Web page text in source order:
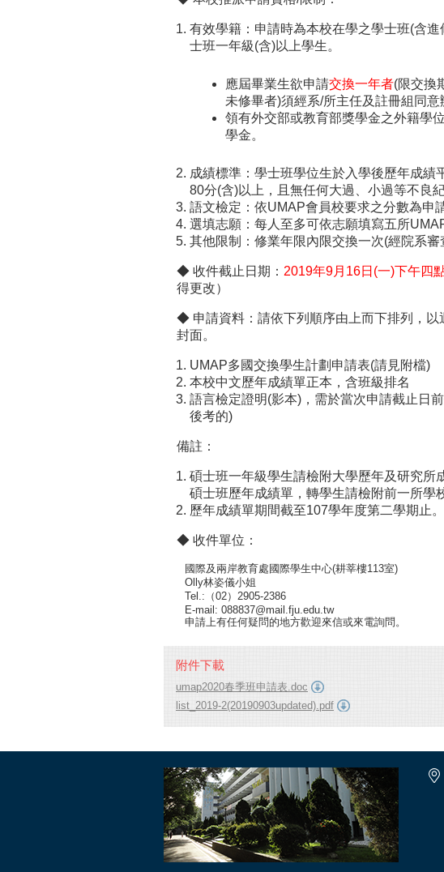
有效學籍：申請時為本校在學之學士班(含
士班一年級(含)以上學生。
應屆畢業生欲申請交換一年者(限交換
未修畢者)須經系/所主任及註冊組同意
領有外交部或教育部獎學金之外籍學
學金。
成績標準：學士班學位生於入學後歷年成績
80分(含)以上，且無任何大過、小過等不良紀
語文檢定：依UMAP會員校要求之分數為申
選填志願：每人至多可依志願填寫五所
其他限制：修業年限內限交換一次(經院系審
◆ 收件截止日期： 2019年9月16日(一)下午四
得更改）
◆ 申請資料：請依下列順序由上而下排列，以
封面。
UMAP多國交換學生計劃申請表(請見附檔)
本校中文歷年成績單正本，含班級排名
語言檢定證明(影本)，需於當次申請截止日
後考的)
備註：
碩士班一年級學生請檢附大學歷年及研究所
碩士班歷年成績單，轉學生請檢附前一所學
歷年成績單期間截至107學年度第二學期止。
​◆ 收件單位：
國際及兩岸教育處國際學生中心(耕莘樓113室)
Olly林姿儀小姐
Tel.:（02）2905-2386
E-mail: 088837@mail.fju.edu.tw
申請上有任何疑問的地方歡迎來信或來電詢問。
附件下載
umap2020春季班申請表.doc
list_2019-2(20190903updated).pdf